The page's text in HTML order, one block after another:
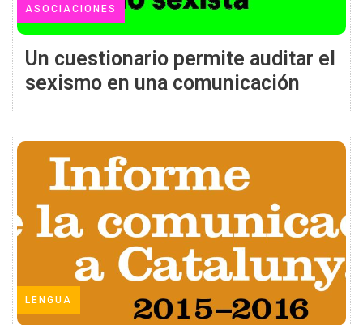
ASOCIACIONES
Un cuestionario permite auditar el
sexismo en una comunicación
LENGUA